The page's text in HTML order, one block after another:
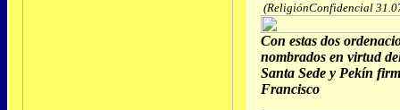
(ReligiónConfidencial
Con estas dos
nombrados en virtud
Santa Sede y Pekín
Francisco